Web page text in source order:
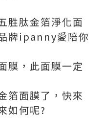
胜肽金箔淨化面
牌ipanny愛陪你
膜，此面膜一定
箔面膜了，快來
如何呢?